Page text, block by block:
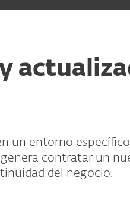
un entorno
contratar un
del negocio.